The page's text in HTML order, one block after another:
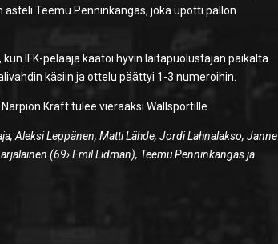
Teemu Penninkangas, joka upotti pallon
IFK-pelaaja kaatoi hyvin laitapuolustajan paikalta
käsiin ja ottelu päättyi 1-3 numeroihin.
Kraft tulee vieraaksi Wallsportille.
Aleksi Leppänen, Matti Lähde, Jordi Lahnalakso, Janne
(69› Emil Lidman), Teemu Penninkangas ja